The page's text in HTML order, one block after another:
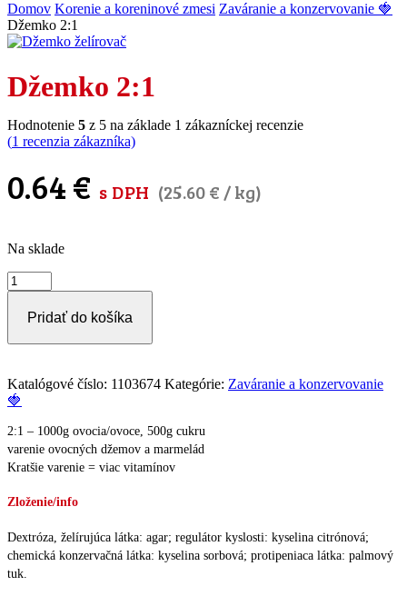
Domov Korenie a koreninové zmesi Zaváranie a konzervovanie 🍓
Džemko 2:1
Džemko 2:1
Hodnotenie 5 z 5 na základe 1 zákazníckej recenzie
(1 recenzia zákazníka)
0.64€ s DPH (25.60€ / kg)
Na sklade
množstvo
Džemko
Pridať do košíka
Katalógové číslo: 1103674 Kategórie: Zaváranie a konzervovanie
🍓
2:1 – 1000g ovocia/ovoce, 500g cukru
varenie ovocných džemov a marmelád
Kratšie varenie = viac vitamínov
Zloženie/info
Dextróza, želírujúca látka: agar; regulátor kyslosti: kyselina citrónová;
chemická konzervačná látka: kyselina sorbová; protipeniaca látka: palmový
tuk.